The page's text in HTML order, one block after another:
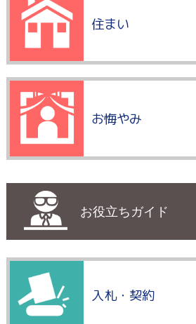
住まい
お悔やみ
お役立ちガイド
入札・契約